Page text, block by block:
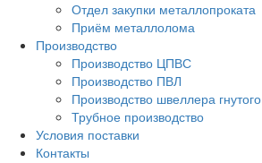
Отдел закупки металлопроката
Приём металлолома
Производство
Производство ЦПВС
Производство ПВЛ
Производство швеллера гнутого
Трубное производство
Условия поставки
Контакты